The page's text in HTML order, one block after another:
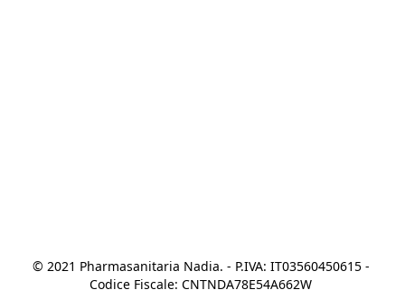
© 2021 Pharmasanitaria Nadia. - P.IVA: IT03560450615 -
Codice Fiscale: CNTNDA78E54A662W